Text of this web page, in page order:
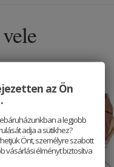
az Ön
a legjobb
adja a sütikhez?
Önt, személyre szabott
vásárlási élményt biztosítva